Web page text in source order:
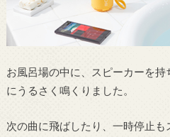
お風呂場の中に、スピーカーを持
にうるさく鳴くりました。
次の曲に飛ばしたり、一時停止